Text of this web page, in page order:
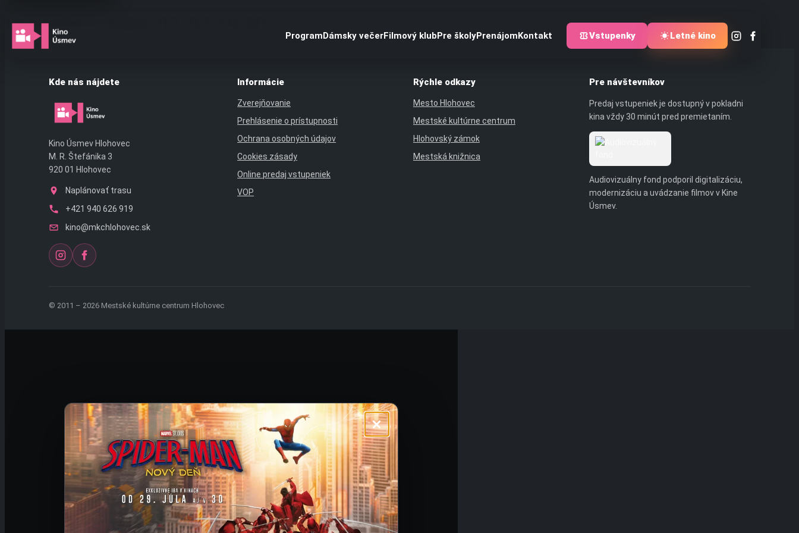
ProgramDámsky večerFilmový klubPre školyPrenájomKontakt Vstupenky Letné kino
obsah
Pozvanie – 2026-07-03 19:30
Kde nás nájdete
Kino Úsmev Hlohovec
M. R. Štefánika 3
920 01 Hlohovec
Naplánovať trasu
+421 940 626 919
kino@mkchlohovec.sk
Informácie
Zverejňovanie
Prehlásenie o prístupnosti
Ochrana osobných údajov
Cookies zásady
Online predaj vstupeniek
VOP
Rýchle odkazy
Mesto Hlohovec
Mestské kultúrne centrum
Hlohovský zámok
Mestská knižnica
Pre návštevníkov
Predaj vstupeniek je dostupný v pokladni
kina vždy 30 minút pred premietaním.
Audiovizuálny fond podporil digitalizáciu,
modernizáciu a uvádzanie filmov v Kine
Úsmev.
© 2011 – 2026 Mestské kultúrne centrum Hlohovec